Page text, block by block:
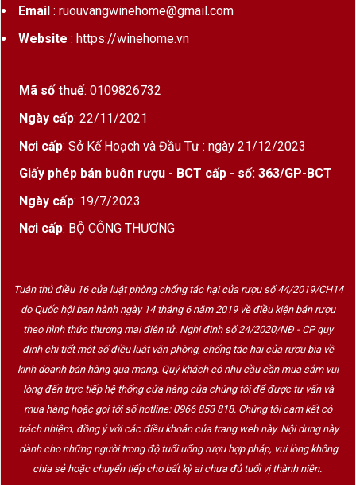
Email : ruouvangwinehome@gmail.com
Website : https://winehome.vn
Mã số thuế: 0109826732
Ngày cấp: 22/11/2021
Nơi cấp: Sở Kế Hoạch và Đầu Tư : ngày 21/12/2023
Giấy phép bán buôn rượu - BCT cấp - số: 363/GP-BCT
Ngày cấp: 19/7/2023
Nơi cấp: BỘ CÔNG THƯƠNG
Tuân thủ điều 16 của luật phòng chống tác hại của rượu số 44/2019/CH14
do Quốc hội ban hành ngày 14 tháng 6 năm 2019 về điều kiện bán rượu
theo hình thức thương mại điện tử. Nghị định số 24/2020/NĐ - CP quy
định chi tiết một số điều luật văn phòng, chống tác hại của rượu bia về
kinh doanh bán hàng qua mạng. Quý khách có nhu cầu cần mua sắm vui
lòng đến trực tiếp hệ thống cửa hàng của chúng tôi để được tư vấn và
mua hàng hoặc gọi tới số hotline: 0966 853 818. Chúng tôi cam kết có
trách nhiệm, đồng ý với các điều khoản của trang web này. Nội dung này
dành cho những người trong độ tuổi uống rượu hợp pháp, vui lòng không
chia sẻ hoặc chuyển tiếp cho bất kỳ ai chưa đủ tuổi vị thành niên.